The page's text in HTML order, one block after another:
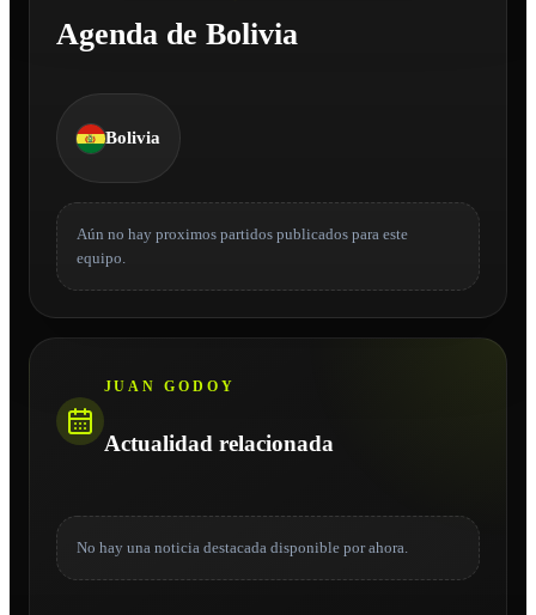
Agenda de Bolivia
Bolivia
Aún no hay proximos partidos publicados para este
equipo.
JUAN GODOY
Actualidad relacionada
No hay una noticia destacada disponible por ahora.